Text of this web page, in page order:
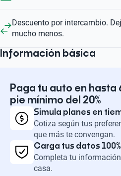
Descuento por intercambio.
mucho menos.
Información básica
Paga tu auto en hasta
pie mínimo del 20%
Simula planes en
Cotiza según tus
que más te convengan.
Carga tus datos
Completa tu
casa.